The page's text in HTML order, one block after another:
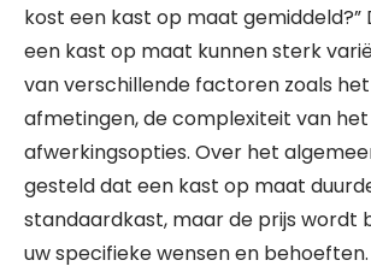
kost een kast op maat gemiddeld?”
een kast op maat kunnen sterk
van verschillende factoren zoals
afmetingen, de complexiteit van
afwerkingsopties. Over het
gesteld dat een kast op maat
standaardkast, maar de prijs wordt
uw specifieke wensen en behoeften.